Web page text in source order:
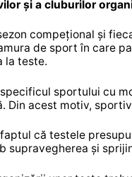
și a cluburilor
compețional și
de sport în care
la teste.
sportului cu
Din acest motiv,
că testele
supravegherea și